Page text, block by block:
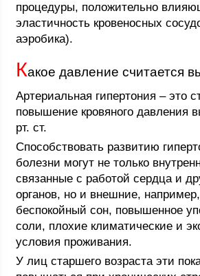
процедуры, положительно
эластичность кровеносных
аэробика).
Какое давление считается
Артериальная гипертония – это
повышение кровяного давления
рт. ст.
Способствовать развитию
болезни могут не только
связанные с работой сердца и
органов, но и внешние,
беспокойный сон, повышенное
соли, плохие климатические и
условия проживания.
У лиц старшего возраста эти